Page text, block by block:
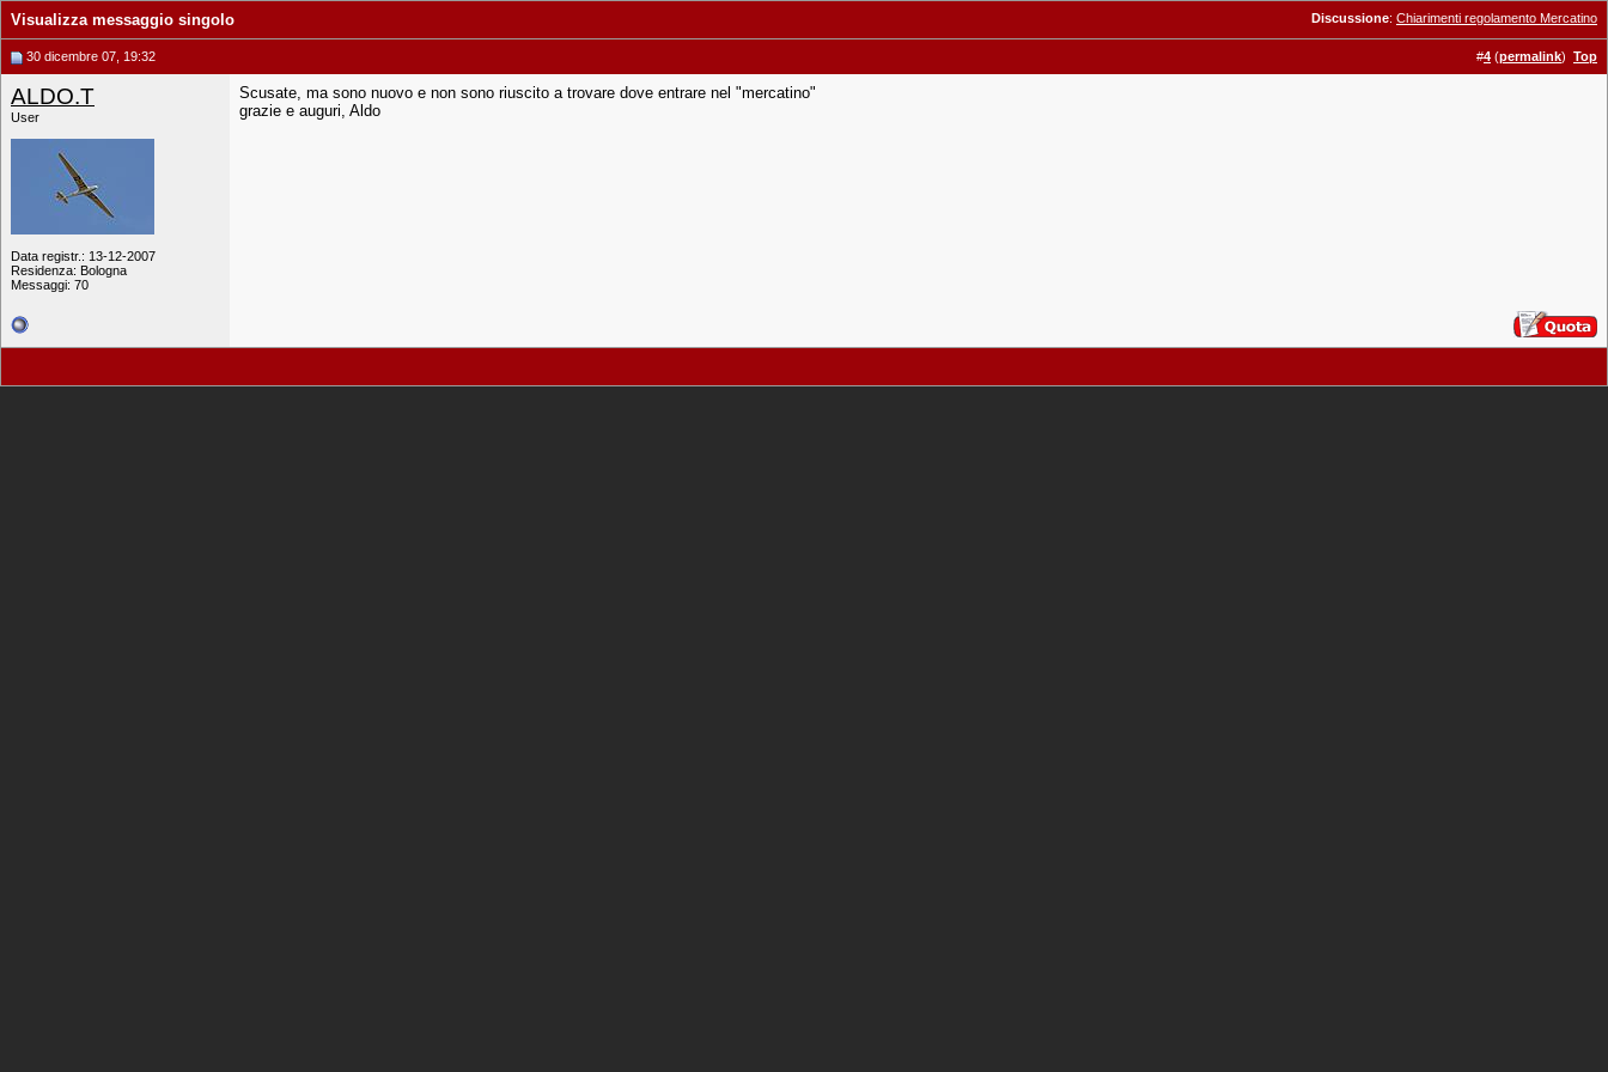
Discussione: Chiarimenti regolamento Mercatino
Visualizza messaggio singolo
30 dicembre 07, 19:32 #4 (permalink) Top
ALDO.T
User
Data registr.: 13-12-2007
Residenza: Bologna
Messaggi: 70
Scusate, ma sono nuovo e non sono riuscito a trovare dove entrare nel "mercatino"
grazie e auguri, Aldo